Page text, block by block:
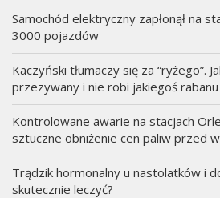
Samochód elektryczny zapłonął na
3000 pojazdów
Kaczyński tłumaczy się za “ryżego”.
przezywany i nie robi jakiegoś rabanu
Kontrolowane awarie na stacjach
sztuczne obniżenie cen paliw przed
Trądzik hormonalny u nastolatków i
skutecznie leczyć?